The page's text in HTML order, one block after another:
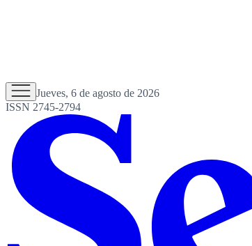
Jueves, 6 de agosto de 2026
ISSN 2745-2794